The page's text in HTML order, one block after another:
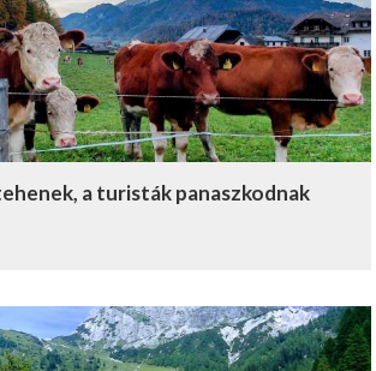
a turisták panaszkodnak